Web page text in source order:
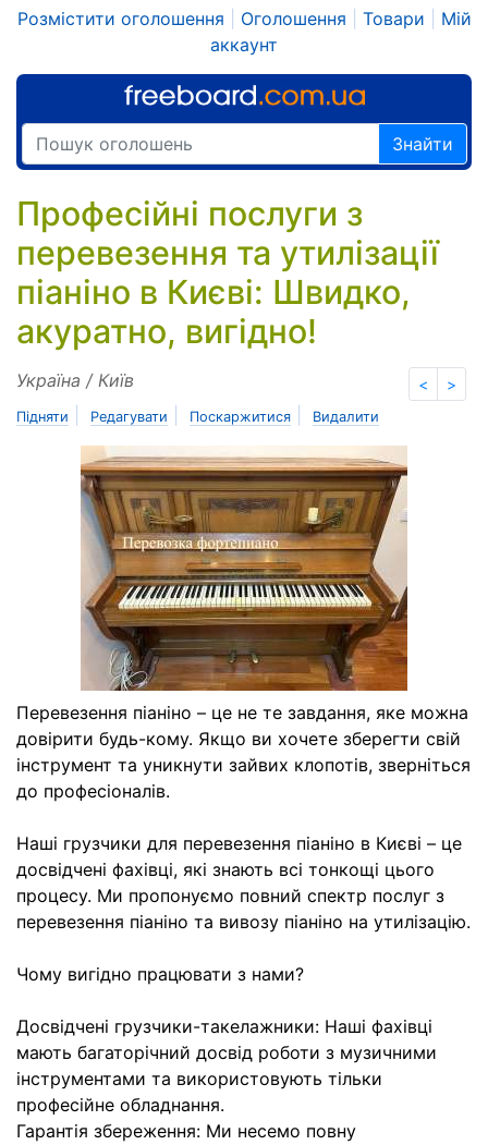
Розмістити оголошення Оголошення Товари
Мій
аккаунт
Знайти
Професійні послуги з
перевезення та утилізації
піаніно в Києві: Швидко,
акуратно, вигідно!
< >
Україна / Київ
Підняти Редагувати Поскаржитися Видалити
Перевезення піаніно – це не те завдання, яке можна
довірити будь-кому. Якщо ви хочете зберегти свій
інструмент та уникнути зайвих клопотів, зверніться
до професіоналів.
Наші грузчики для перевезення піаніно в Києві – це
досвідчені фахівці, які знають всі тонкощі цього
процесу. Ми пропонуємо повний спектр послуг з
перевезення піаніно та вивозу піаніно на утилізацію.
Чому вигідно працювати з нами?
Досвідчені грузчики-такелажники: Наші фахівці
мають багаторічний досвід роботи з музичними
інструментами та використовують тільки
професійне обладнання.
Гарантія збереження: Ми несемо повну